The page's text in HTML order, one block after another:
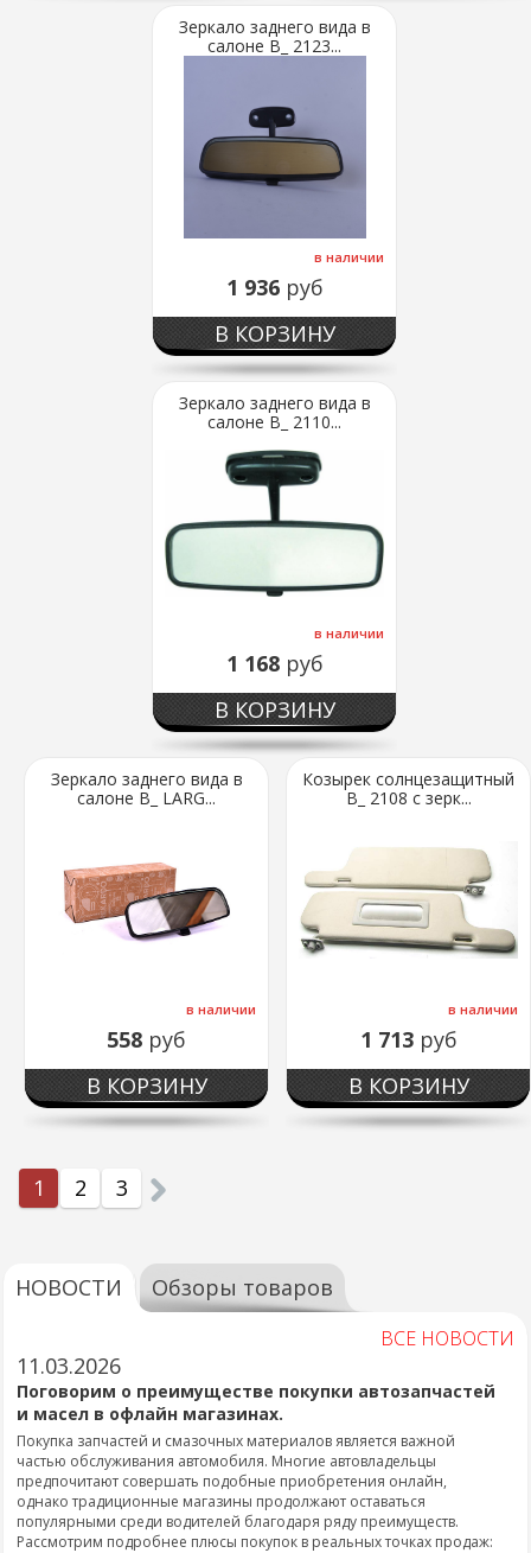
Зеркало заднего вида в
салоне В_ 2123...
в наличии
1 936 руб
В КОРЗИНУ
Зеркало заднего вида в
салоне В_ 2110...
в наличии
1 168 руб
В КОРЗИНУ
Зеркало заднего вида в
салоне В_ LARG...
в наличии
558 руб
В КОРЗИНУ
Козырек солнцезащитный
В_ 2108 с зерк...
в наличии
1 713 руб
В КОРЗИНУ
1 2 3
НОВОСТИ Обзоры товаров
ВСЕ НОВОСТИ
11.03.2026
Поговорим о преимуществе покупки автозапчастей
и масел в офлайн магазинах.
Покупка запчастей и смазочных материалов является важной
частью обслуживания автомобиля. Многие автовладельцы
предпочитают совершать подобные приобретения онлайн,
однако традиционные магазины продолжают оставаться
популярными среди водителей благодаря ряду преимуществ.
Рассмотрим подробнее плюсы покупок в реальных точках продаж: